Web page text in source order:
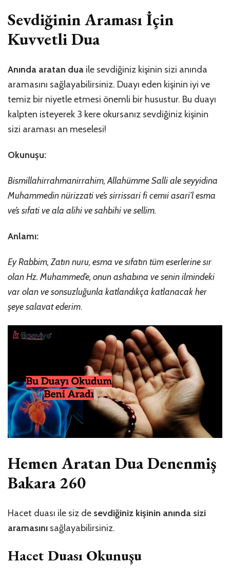
Sevdiğinin Araması İçin
Kuvvetli Dua
Anında aratan dua ile sevdiğiniz kişinin sizi anında
aramasını sağlayabilirsiniz. Duayı eden kişinin iyi ve
temiz bir niyetle etmesi önemli bir husustur. Bu duayı
kalpten isteyerek 3 kere okursanız sevdiğiniz kişinin
sizi araması an meselesi!
Okunuşu:
Bismillahirrahmanirrahim, Allahümme Salli ale seyyidina
Muhammedin nürizzati ve’s sirrissari fi cemıi asari’l esma
ve’s sıfati ve ala alihi ve sahbihi ve sellim.
Anlamı:
Ey Rabbim, Zatın nuru, esma ve sıfatın tüm eserlerine sır
olan Hz. Muhammed’e, onun ashabına ve senin ilmindeki
var olan ve sonsuzluğunla katlandıkça katlanacak her
şeye salavat ederim.
Hemen Aratan Dua Denenmiş
Bakara 260
Hacet duası ile siz de sevdiğiniz kişinin anında sizi
aramasını sağlayabilirsiniz.
Hacet Duası Okunuşu